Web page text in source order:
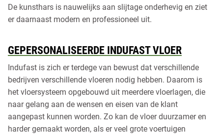
De kunsthars is nauwelijks aan slijtage onderhevig en ziet
er daarnaast modern en professioneel uit.
GEPERSONALISEERDE INDUFAST VLOER
Indufast is zich er terdege van bewust dat verschillende
bedrijven verschillende vloeren nodig hebben. Daarom is
het vloersysteem opgebouwd uit meerdere vloerlagen, die
naar gelang aan de wensen en eisen van de klant
aangepast kunnen worden. Zo kan de vloer duurzamer en
harder gemaakt worden, als er veel grote voertuigen